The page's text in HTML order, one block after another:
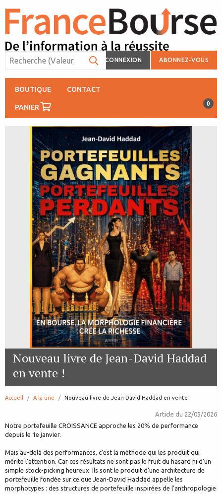
CONNEXION ABONNEZ-VOUS
BOUTIQUE CONTACT
PANIER 0
Nouveau livre de Jean-David Haddad
en vente !
Accueil A la une page:
Nouveau livre de Jean-David Haddad en vente !
Article du 22/05/2026
Notre portefeuille CROISSANCE approche les 20% de performance
depuis le 1e janvier.
Mais au-delà des performances, c'est la méthode qui les produit qui
mérite l'attention. Car ces résultats ne sont pas le fruit du hasard ni d'un
simple stock-picking heureux. Ils sont le produit d'une architecture de
portefeuille fondée sur ce que Jean-David Haddad appelle les
morphotypes : des structures de portefeuille inspirées de l'anthropologie